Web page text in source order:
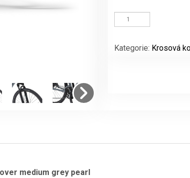
krosové
LEVIT
vel.
Kategorie: Krosová
medium grey pearl